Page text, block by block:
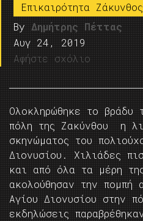
Επικαιρότητα Ζάκυνθος
By Δημήτρης Πέττας
Αυγ 24, 2019
Αφήστε σχόλιο
Ολοκληρώθηκε το βράδυ
πόλη της Ζακύνθου η
σκηνώματος του
Διονυσίου. Χιλιάδες
και από όλα τα μέρη
ακολούθησαν την πομπή
Αγίου Διονυσίου στην
εκδηλώσεις